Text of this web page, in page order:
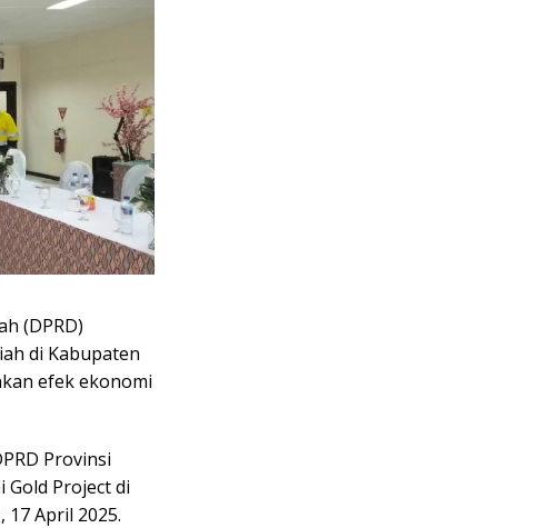
(DPRD)
di Kabupaten
efek ekonomi
Provinsi
Project di
17 April 2025.